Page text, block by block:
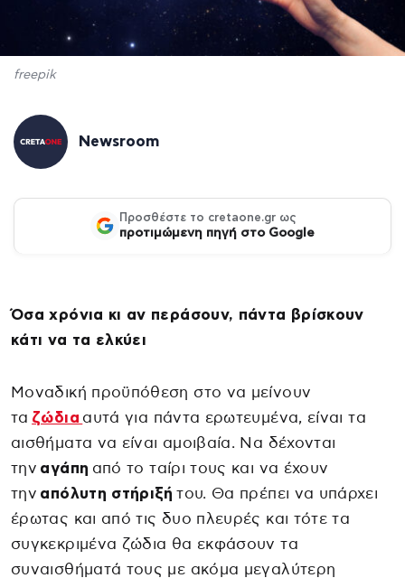
freepik
Newsroom
Προσθέστε το cretaone.gr ως
προτιμώμενη πηγή στο Google
Όσα χρόνια κι αν περάσουν, πάντα βρίσκουν
κάτι να τα ελκύει
Μοναδική προϋπόθεση στο να μείνουν
τα ζώδια αυτά για πάντα ερωτευμένα, είναι τα
αισθήματα να είναι αμοιβαία. Να δέχονται
την αγάπη από το ταίρι τους και να έχουν
την απόλυτη στήριξή του. Θα πρέπει να υπάρχει
έρωτας και από τις δυο πλευρές και τότε τα
συγκεκριμένα ζώδια θα εκφάσουν τα
συναισθήματά τους με ακόμα μεγαλύτερη